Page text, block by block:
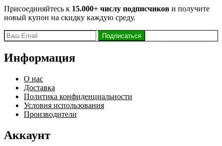
Присоединяйтесь к 15.000+ числу подписчиков и получите
новый купон на скидку каждую среду.
Информация
О нас
Доставка
Политика конфиденциальности
Условия использования
Производители
Аккаунт